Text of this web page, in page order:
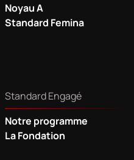
Noyau A
Standard Femina
Standard Engagé
Notre programme
La Fondation